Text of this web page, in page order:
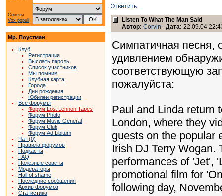
Советы
Vox populi
Мр. Поустман
Клуб
Регистрация
Выслать пароль
Список участников
Мы помним
Клубная карта
Города
Дни рождения
Юбилеи регистрации
Все форумы
Форум Lost Lennon Tapes
Форум Photo
Форум Music General
Форум Club
Форум Ad Libitum
Чат (0)
Правила форумов
Подкасты
FAQ
Полезные советы
Модераторы
Hall of shame
Последние сообщения
Архив форумов
Статистика
Ответить
Listen To What The Man Said
Автор: Corvin Дата: 22.09.04
Симпатичная песня,
удивлением
соответствующую
пожалуйста:
Paul and Linda return
London, where they
guests on the popular
Irish DJ Terry Wogan.
performances of 'Jet',
promotional film for
following day,